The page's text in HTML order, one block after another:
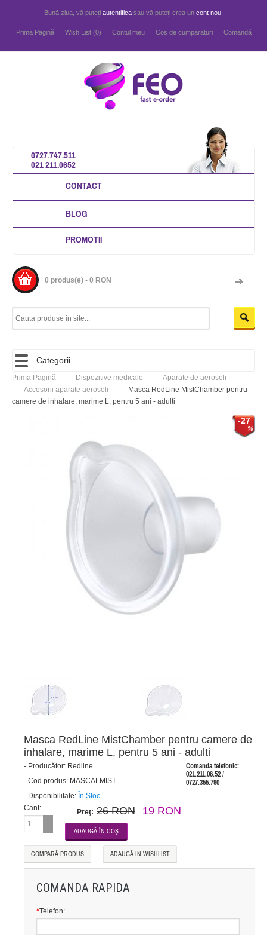
Bună ziua, vă puteți autentifica sau vă puteți crea un cont nou
Prima Pagină Wish List (0) Contul meu Coş de cumpărături Comandă
0727.747.511
021 211.0652
CONTACT
BLOG
PROMOTII
0 produs(e) - 0 RON
Categorii
Prima Pagină Dispozitive medicale
Aparate de aerosoli
Accesorii aparate aerosoli
Masca RedLine MistChamber pentru
camere de inhalare, marime L, pentru 5 ani - adulti
-27
Masca RedLine MistChamber pentru camere de
inhalare, marime L, pentru 5 ani - adulti
Comanda telefonic:
021.211.06.52 /
0727.355.790
- Producător: Redline
- Cod produs: MASCALMIST
- Disponibilitate: În Stoc
Cant:
Preţ: 26 RON 19 RON
COMPARĂ PRODUS ADAUGĂ IN WISHLIST
COMANDA RAPIDA
*Telefon: